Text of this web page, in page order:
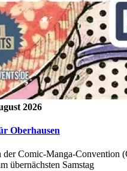
2026
Oberhausen
der Comic-Manga-Convention
übernächsten Samstag